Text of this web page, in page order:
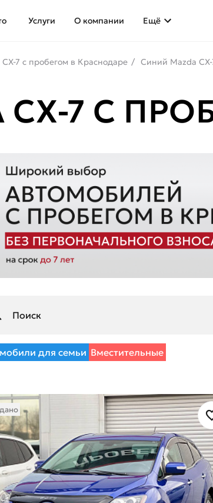
Услуги О компании Ещё
CX-7 с пробегом в Краснодаре Синий Mazda
CX-7 С
для семьи Вместительные